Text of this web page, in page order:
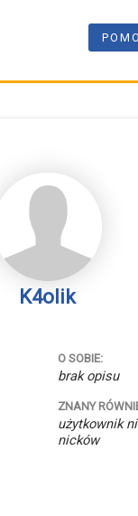
K4olik
O SOBIE:
brak opisu
ZNANY
użytkownik
nicków